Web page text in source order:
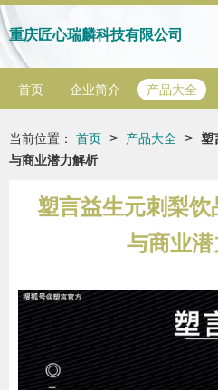
重庆匠心瑞麟科技有限公司
首页 企业简介 产品大全
当前位置： 首页 > 产品大全 > 塑
与商业潜力解析
塑言益生元刺梨
与商业